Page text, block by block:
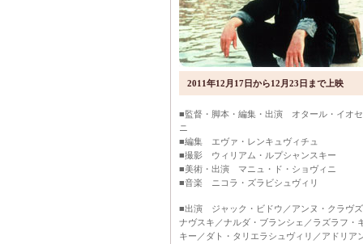
2011年12月17日から12月23日まで上映
■監督・脚本・編集・出演 オタール・イオ
ニ
■編集 エヴァ・レンキュヴィチュ
■撮影 ウィリアム・ルプシャンスキー
■美術・出演 マニュ・ド・ショヴィニ
■音楽 ニコラ・ズラビシュヴィリ
■出演 ジャック・ビドウ／アンヌ・クラヴ
ナヴスキ／ナルダ・ブランシェ／ラズラフ・
キー／ダト・タリエラシュヴィリ／アドリア